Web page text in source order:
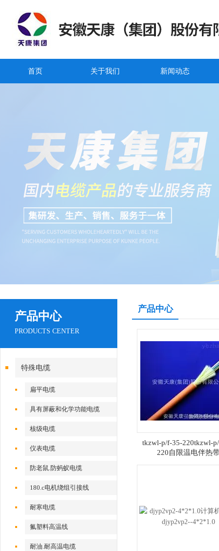
首页 关于我们 新闻动态
产品中心
PRODUCTS CENTER
特殊电缆
扁平电缆
具有屏蔽和化学功能电缆
核级电缆
仪表电缆
防老鼠.防蚂蚁电缆
180.c电机绕组引接线
耐寒电缆
氟塑料高温线
耐油.耐高温电缆
产品中心
tkzwl-p/f-35-220tkzwl-
220自限温电伴热